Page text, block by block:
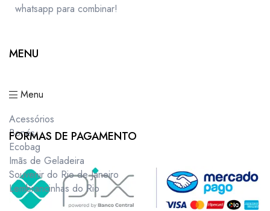
whatsapp para combinar!
MENU
Menu
Acessórios
Bonés
Ecobag
Imãs de Geladeira
Souvenir do Rio de Janeiro
Lembrancinhas do Rio
FORMAS DE PAGAMENTO